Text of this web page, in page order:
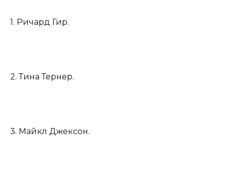
1. Ричард Гир.
2. Тина Тернер.
3. Майкл Джексон.